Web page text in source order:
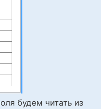
будем читать из